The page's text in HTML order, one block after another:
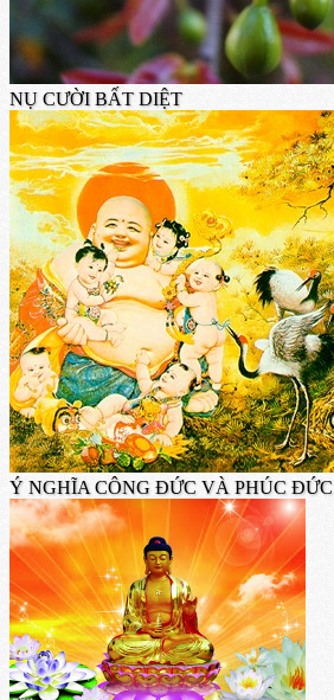
NỤ CƯỜI BẤT DIỆT
Ý NGHĨA CÔNG ĐỨC VÀ PHÚC ĐỨC